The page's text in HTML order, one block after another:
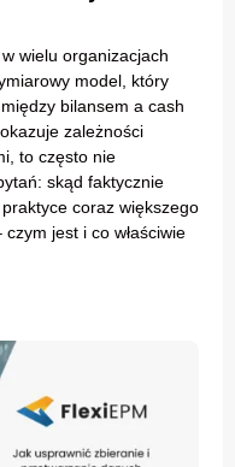
wielu organizacjach
model, który
bilansem a cash
zależności
to często nie
skąd faktycznie
coraz większego
jest i co właściwie